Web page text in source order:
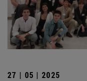
27 | 05 | 2025